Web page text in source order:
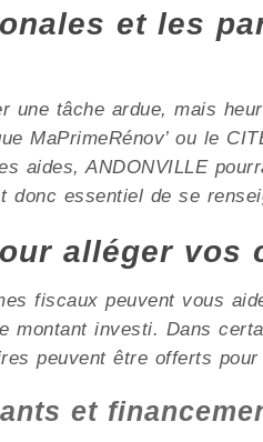
et les
une tâche ardue, mais
MaPrimeRénov’ ou le
aides, ANDONVILLE
essentiel de se
alléger vos
fiscaux peuvent vous
montant investi. Dans
peuvent être offerts
et